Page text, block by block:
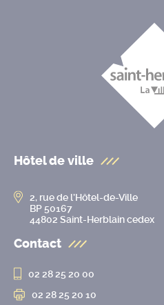
Hôtel de ville
2, rue de l’Hôtel-de-Ville
BP 50167
44802 Saint-Herblain cedex
Contact
02 28 25 20 00
02 28 25 20 10